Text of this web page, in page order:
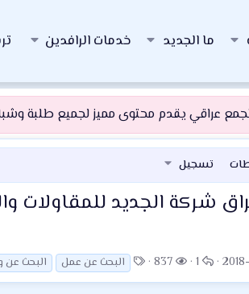
ما الجديد خدمات الرافدين
عراقي يقدم محتوى مميز لجميع طلبة
تسجيل
شركة الجديد للمقاولات
ا
ل
1
ا
ل
837
ا
ل
البحث عن عمل البحث عن